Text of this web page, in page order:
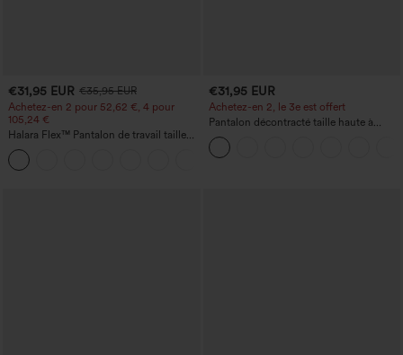
€31,95 EUR €35,95 EUR
Achetez-en 2 pour 52,62 €, 4 pour
105,24 €
Halara Flex™ Pantalon de travail taille
haute sculptant la silhouette, gainant la
taille, avec poches, jambe large en
micro-gaufre
€31,95 EUR
Achetez-en 2, le 3e est offert
Pantalon décontracté taille haute à
cordon, coupe large en mélange de lin,
avec poches